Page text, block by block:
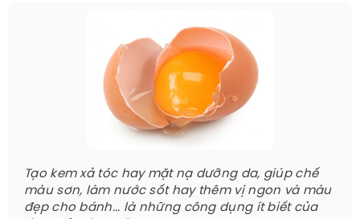
Tạo kem xả tóc hay mặt nạ dưỡng da, giúp chế
màu sơn, làm nước sốt hay thêm vị ngon và màu
đẹp cho bánh... là những công dụng ít biết của